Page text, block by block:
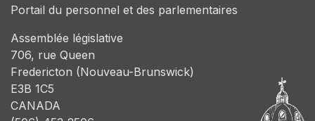
Portail du personnel et des parlementaires
Assemblée législative
706, rue Queen
Fredericton (Nouveau-Brunswick)
E3B 1C5
CANADA